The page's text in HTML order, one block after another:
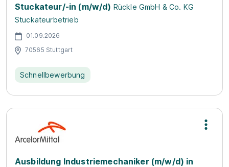
Stuckateur/-in (m/w/d) Rückle GmbH & Co. KG
Stuckateurbetrieb
01.09.2026
70565 Stuttgart
Schnellbewerbung
Ausbildung Industriemechaniker (m/w/d) in